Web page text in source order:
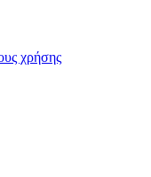
χρήσης